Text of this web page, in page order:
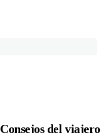
Consejos del viajero